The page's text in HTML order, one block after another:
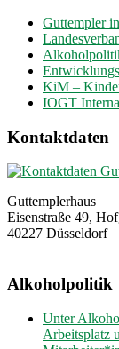
Guttempler
KiM –
IOGT
Kontaktdaten
Guttemplerhaus
Eisenstraße 49,
40227 Düsseldorf
Alkoholpolitik
Unter
Arbeitsplatz